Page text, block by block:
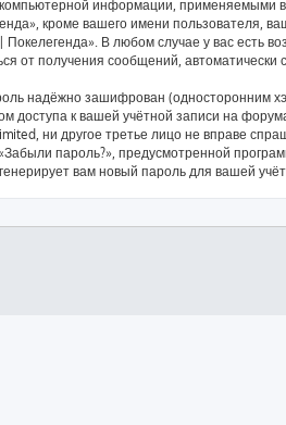
информации, применяемыми в
кроме вашего имени пользователя,
В любом случае у вас есть
от получения сообщений,
надёжно зашифрован (односторонним
доступа к вашей учётной записи на
ни другое третье лицо не вправе
пароль?», предусмотренной
вам новый пароль для вашей